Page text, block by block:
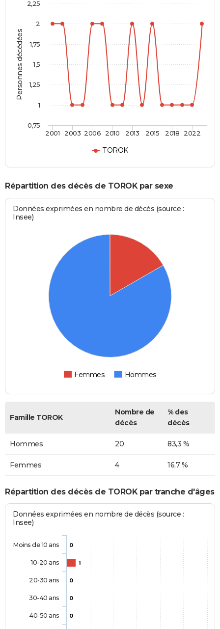
Personnes décédées
TOROK
2001 2003 2006 2010 2013 2015 2018 2022
0,75
1
1,25
1,5
1,75
2
2,25
Répartition des décès de TOROK par sexe
Données exprimées en nombre de décès (source :
Insee)
Femmes Hommes
Famille TOROK
Nombre de
décès
% des
décès
Hommes 20 83,3 %
Femmes 4 16,7 %
Répartition des décès de TOROK par tranche d'âges
Données exprimées en nombre de décès (source :
Insee)
0
1
0
0
0
Moins de 10 ans
10-20 ans
20-30 ans
30-40 ans
40-50 ans